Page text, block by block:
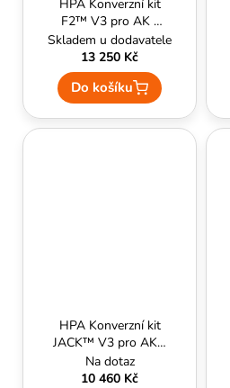
HPA Konverzní kit
F2™ V3 pro AK -
PolarStar
Skladem u dodavatele
13 250 Kč
Do košíku
HPA Konverzní kit
JACK™ V3 pro AK -
PolarStar
Na dotaz
10 460 Kč